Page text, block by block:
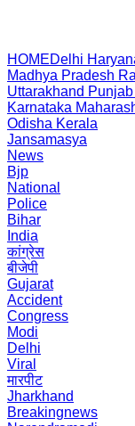
HOMEDelhi
Madhya Pradesh
Uttarakhand Punjab
Karnataka
Odisha Kerala
Jansamasya
News
Bjp
National
Police
Bihar
India
कांग्रेस
बीजेपी
Gujarat
Accident
Congress
Modi
Delhi
Viral
मारपीट
Jharkhand
Breakingnews